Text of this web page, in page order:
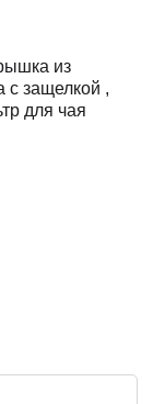
из
с защелкой ,
для чая